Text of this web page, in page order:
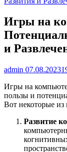
Игры на
и
admin 07.08.2023
Игры на
пользы и
Вот некоторые из
Развитие